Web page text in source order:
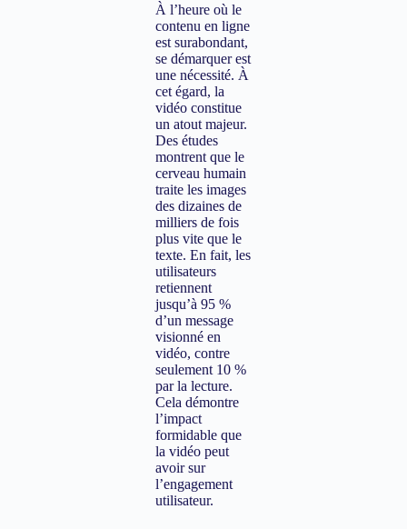
À l’heure où le
contenu en ligne
est surabondant,
se démarquer est
une nécessité. À
cet égard, la
vidéo constitue
un atout majeur.
Des études
montrent que le
cerveau humain
traite les images
des dizaines de
milliers de fois
plus vite que le
texte. En fait, les
utilisateurs
retiennent
jusqu’à 95 %
d’un message
visionné en
vidéo, contre
seulement 10 %
par la lecture.
Cela démontre
l’impact
formidable que
la vidéo peut
avoir sur
l’engagement
utilisateur.